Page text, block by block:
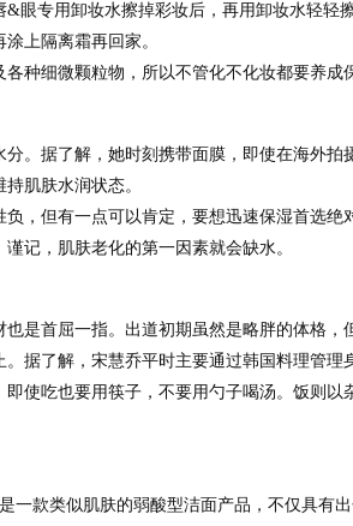
眼专用卸妆水擦掉彩妆后，再用卸妆水轻轻
上隔离霜再回家。
种细微颗粒物，所以不管化不化妆都要养成
。据了解，她时刻携带面膜，即使在海外拍
肌肤水润状态。
，但有一点可以肯定，要想迅速保湿首选绝
记，肌肤老化的第一因素就会缺水。
是首屈一指。出道初期虽然是略胖的体格，
据了解，宋慧乔平时主要通过韩国料理管理
使吃也要用筷子，不要用勺子喝汤。饭则以
是一款类似肌肤的弱酸型洁面产品，不仅具有出